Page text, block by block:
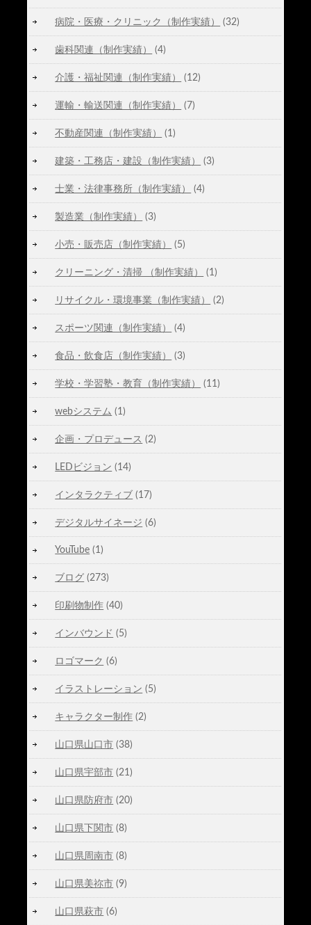
病院・医療・クリニック（制作実績） (32)
歯科関連（制作実績） (4)
介護・福祉関連（制作実績） (12)
運輸・輸送関連（制作実績） (7)
不動産関連（制作実績） (1)
建築・工務店・建設（制作実績） (3)
士業・法律事務所（制作実績） (4)
製造業（制作実績） (3)
小売・販売店（制作実績） (5)
クリーニング・清掃 （制作実績） (1)
リサイクル・環境事業（制作実績） (2)
スポーツ関連（制作実績） (4)
食品・飲食店（制作実績） (3)
学校・学習塾・教育（制作実績） (11)
webシステム (1)
企画・プロデュース (2)
LEDビジョン (14)
インタラクティブ (17)
デジタルサイネージ (6)
YouTube (1)
ブログ (273)
印刷物制作 (40)
インバウンド (5)
ロゴマーク (6)
イラストレーション (5)
キャラクター制作 (2)
山口県山口市 (38)
山口県宇部市 (21)
山口県防府市 (20)
山口県下関市 (8)
山口県周南市 (8)
山口県美祢市 (9)
山口県萩市 (6)